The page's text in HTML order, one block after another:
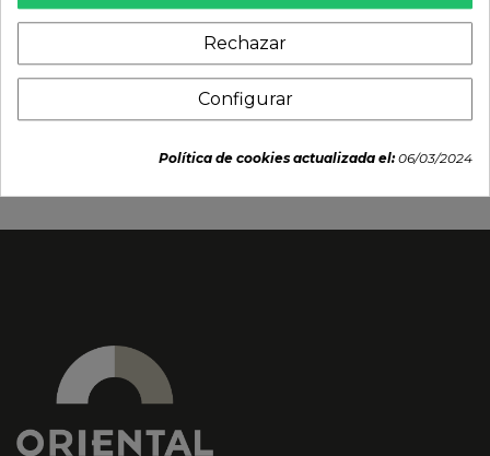
Plancha de piedra con
Plancha de piedra
rectangular 29x18cm
Rechazar
Configurar
Política de cookies actualizada el:06/03/2024